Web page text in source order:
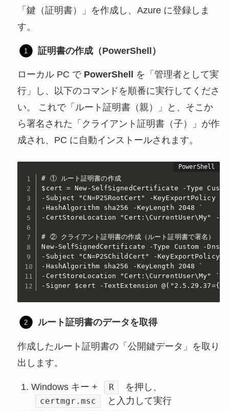
「鍵（証明書）」を作成し、Azure に登録しま
す。
証明書の作成（PowerShell）
ローカル PC で PowerShell
を「管理者として実
行」し、以下のコマンドを順番に実行してくださ
い。 これで「ルート証明書（親）」と、そこか
ら署名された「クライアント証明書（子）」が作
成され、PC に自動インストールされます。
# ① ルート証明書の作成
$cert = New-SelfSignedCertificate -Type
-Subject "CN=P2SRootCert" -KeyExportPolicy
-HashAlgorithm sha256 -KeyLength 2048 `
-CertStoreLocation "Cert:\CurrentUser\My" -
# ② クライアント証明書の作成（ルート証明書で署名）
New-SelfSignedCertificate -Type Custom -
-Subject "CN=P2SChildCert" -KeyExportPolicy
-HashAlgorithm sha256 -KeyLength 2048 `
-CertStoreLocation "Cert:\CurrentUser\My" `
-Signer $cert -TextExtension
ルート証明書のデータを取得
作成したルート証明書の「公開鍵データ」を取り
出します。
Windows キー + R を押し、
certmgr.msc
と入力して実行